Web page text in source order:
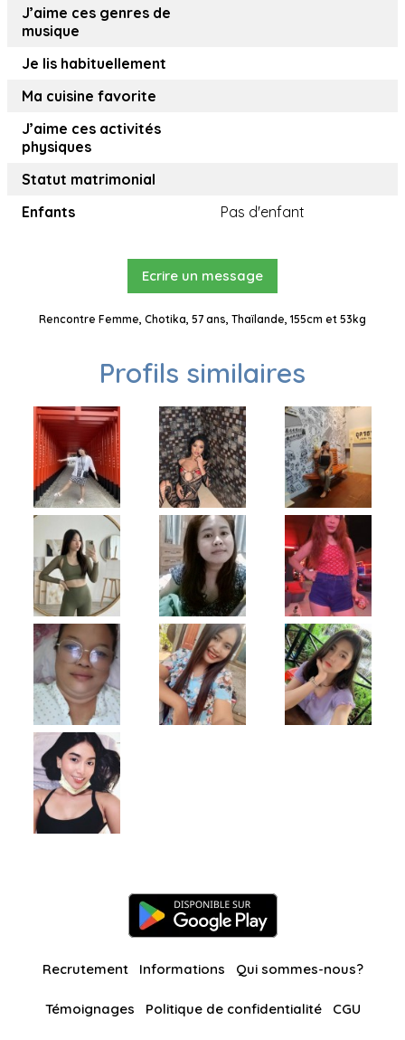
J’aime ces genres de
musique
Je lis habituellement
Ma cuisine favorite
J’aime ces activités
physiques
Statut matrimonial
Enfants
Pas d'enfant
Ecrire un message
Rencontre Femme, Chotika, 57 ans, Thaïlande, 155cm et 53kg
Profils similaires
Recrutement Informations Qui sommes-nous?
Témoignages Politique de confidentialité CGU